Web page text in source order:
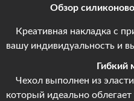
Обзор
Креативная накладка с
вашу индивидуальность и
Гибкий
Чехол выполнен из
который идеально